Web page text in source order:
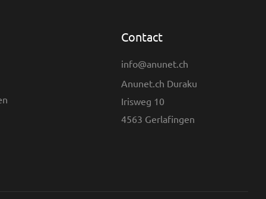
Contact
info@anunet.ch
Anunet.ch Duraku
Irisweg 10
4563 Gerlafingen